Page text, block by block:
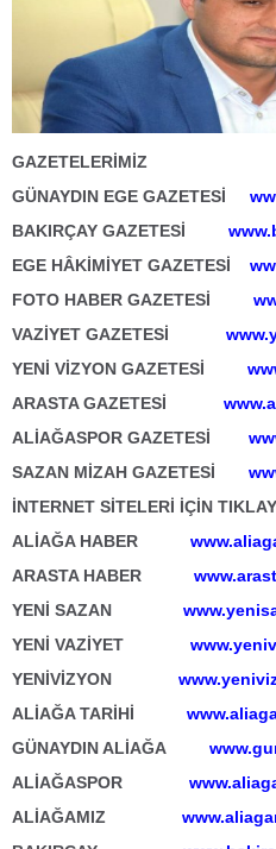
GAZETELERİMİZ
GÜNAYDIN EGE GAZETESİ
BAKIRÇAY GAZETESİ
EGE HÂKİMİYET GAZETESİ
FOTO HABER GAZETESİ
VAZİYET GAZETESİ
YENİ VİZYON GAZETESİ
ARASTA GAZETESİ
ALİAĞASPOR GAZETESİ
SAZAN MİZAH GAZETESİ
İNTERNET SİTELERİ İÇİN
ALİAĞA HABER
ARASTA HABER
YENİ SAZAN
YENİ VAZİYET
YENİVİZYON
ALİAĞA TARİHİ
GÜNAYDIN ALİAĞA
ALİAĞASPOR
ALİAĞAMIZ